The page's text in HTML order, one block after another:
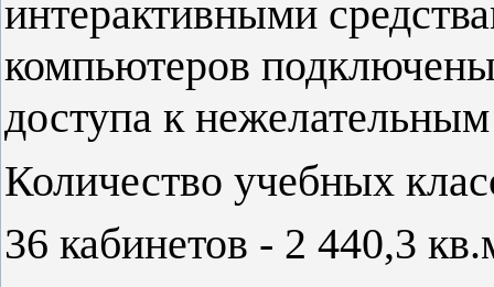
интерактивными
компьютеров
доступа к
Количество учебных
36 кабинетов - 2 440,3